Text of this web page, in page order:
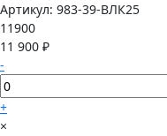
Артикул: 983-39-ВЛК25
11900
11 900 ₽
-
+
×